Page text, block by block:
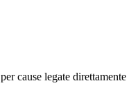
cause legate direttamente